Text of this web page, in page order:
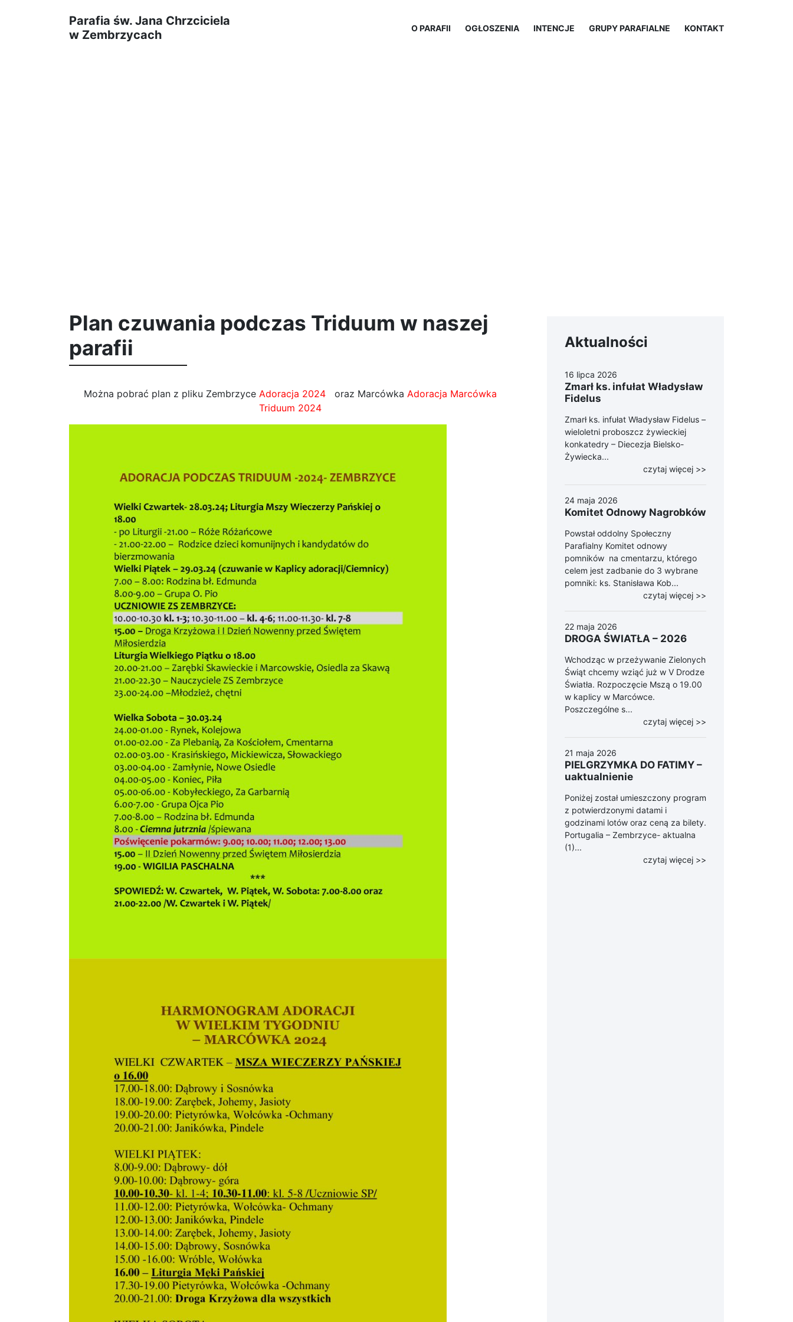
Parafia św. Jana Chrzciciela
w Zembrzycach
O PARAFII OGŁOSZENIA INTENCJE GRUPY PARAFIALNE KONTAKT
Plan czuwania podczas Triduum w naszej
parafii
Można pobrać plan z pliku Zembrzyce Adoracja 2024 oraz Marcówka Adoracja Marcówka
Triduum 2024
Aktualności
16 lipca 2026
Zmarł ks. infułat Władysław
Fidelus
Zmarł ks. infułat Władysław Fidelus –
wieloletni proboszcz żywieckiej
konkatedry – Diecezja Bielsko-
Żywiecka...
czytaj więcej >>
24 maja 2026
Komitet Odnowy Nagrobków
Powstał oddolny Społeczny
Parafialny Komitet odnowy
pomników na cmentarzu, którego
celem jest zadbanie do 3 wybrane
pomniki: ks. Stanisława Kob...
czytaj więcej >>
22 maja 2026
DROGA ŚWIATŁA – 2026
Wchodząc w przeżywanie Zielonych
Świąt chcemy wziąć już w V Drodze
Światła. Rozpoczęcie Mszą o 19.00
w kaplicy w Marcówce.
Poszczególne s...
czytaj więcej >>
21 maja 2026
PIELGRZYMKA DO FATIMY –
uaktualnienie
Poniżej został umieszczony program
z potwierdzonymi datami i
godzinami lotów oraz ceną za bilety.
Portugalia – Zembrzyce- aktualna
(1)...
czytaj więcej >>